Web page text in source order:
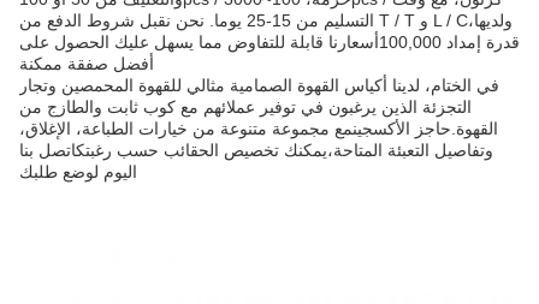
التسليم من 15-25 يوما. نحن نقبل شروط الدفع من T / T و L / C،ولديها
قدرة إمداد 100,000أسعارنا قابلة للتفاوض مما يسهل عليك الحصول على
أفضل صفقة ممكنة
في الختام، لدينا أكياس القهوة الصمامية مثالي للقهوة المحمصين وتجار
التجزئة الذين يرغبون في توفير عملائهم مع كوب ثابت والطازج من
القهوة.حاجز الأكسجينمع مجموعة متنوعة من خيارات الطباعة، الإغلاق،
وتفاصيل التعبئة المتاحة،يمكنك تخصيص الحقائب حسب رغبتكاتصل بنا
اليوم لوضع طلبك